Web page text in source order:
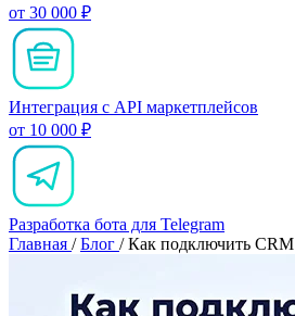
от 30 000 ₽
Интеграция с API маркетплейсов
от 10 000 ₽
Разработка бота для Telegram
Главная / Блог / Как подключить CRM